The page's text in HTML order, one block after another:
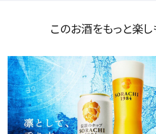
このお酒をもっと楽し